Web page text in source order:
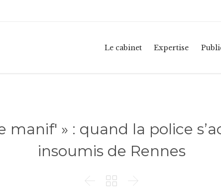
Le cabinet Expertise
manif' » : quand la police
insoumis de Rennes
  